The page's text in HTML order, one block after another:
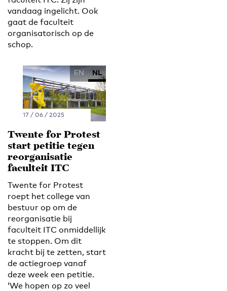
vandaag ingelicht. Ook
gaat de faculteit
organisatorisch op de
schop.
EN NL
17 / 06 / 2025
Twente for Protest
start petitie tegen
reorganisatie
faculteit ITC
Twente for Protest
roept het college van
bestuur op om de
reorganisatie bij
faculteit ITC onmiddellijk
te stoppen. Om dit
kracht bij te zetten, start
de actiegroep vanaf
deze week een petitie.
‘We hopen op zo veel